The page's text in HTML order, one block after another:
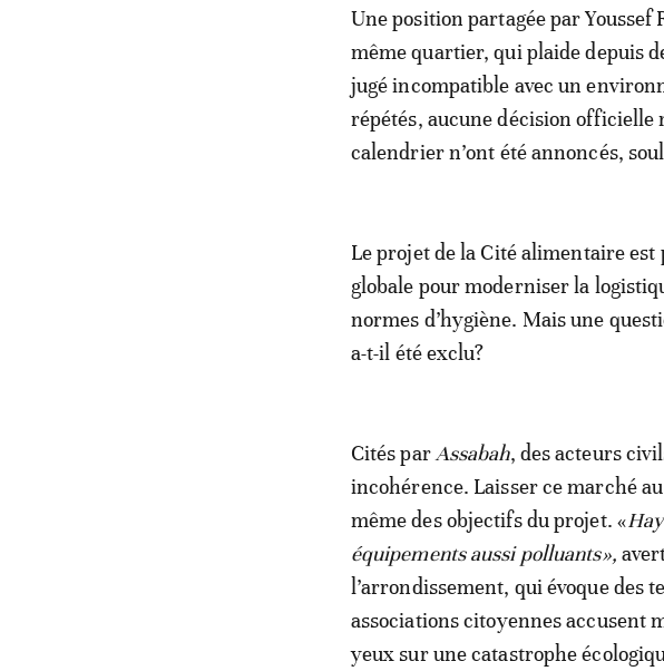
Une position partagée par
même quartier, qui plaide depuis
jugé incompatible avec un
répétés, aucune décision officielle
calendrier n’ont été annoncés,
Le projet de la Cité alimentaire
globale pour moderniser la
normes d’hygiène. Mais une
a-t-il été exclu?
Cités par Assabah, des acteurs
incohérence. Laisser ce marché
même des objectifs du projet. «
équipements aussi polluants»,
l’arrondissement, qui évoque des
associations citoyennes accusent
yeux sur une catastrophe